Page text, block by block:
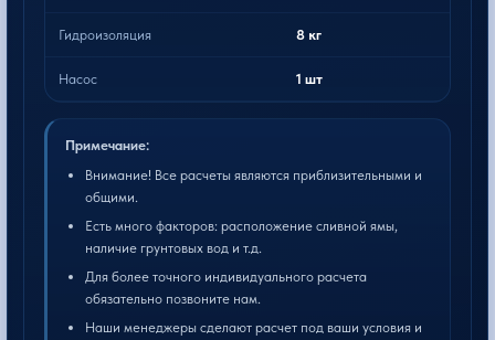
Гидроизоляция 8 кг
Насос 1 шт
Примечание:
Внимание! Все расчеты являются приблизительными и
общими.
Есть много факторов: расположение сливной ямы,
наличие грунтовых вод и т.д.
Для более точного индивидуального расчета
обязательно позвоните нам.
Наши менеджеры сделают расчет под ваши условия и